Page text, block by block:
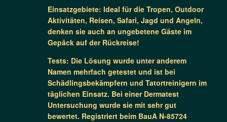
Einsatzgebiete: Ideal für die Tropen, Outdoor
Aktivitäten, Reisen, Safari, Jagd und Angeln,
denken sie auch an ungebetene Gäste im
Gepäck auf der Rückreise!
Tests: Die Lösung wurde unter anderem
Namen mehrfach getestet und ist bei
Schädlingsbekämpfern und Tatortreinigern im
täglichen Einsatz. Bei einer Dermatest
Untersuchung wurde sie mit sehr gut
bewertet. Registriert beim BauA N-85724